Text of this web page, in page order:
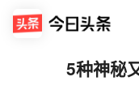
5种神秘